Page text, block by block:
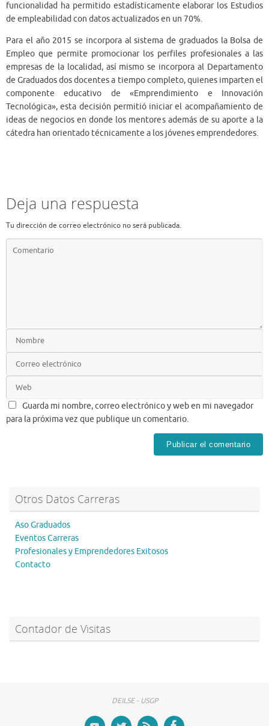
funcionalidad ha permitido estadísticamente elaborar los Estudios
de empleabilidad con datos actualizados en un 70%.
Para el año 2015 se incorpora al sistema de graduados la Bolsa de
Empleo que permite promocionar los perfiles profesionales a las
empresas de la localidad, así mismo se incorpora al Departamento
de Graduados dos docentes a tiempo completo, quienes imparten el
componente educativo de «Emprendimiento e Innovación
Tecnológica», esta decisión permitió iniciar el acompañamiento de
ideas de negocios en donde los mentores además de su aporte a la
cátedra han orientado técnicamente a los jóvenes emprendedores.
Deja una respuesta
Tu dirección de correo electrónico no será publicada.
Guarda mi nombre, correo electrónico y web en mi navegador
para la próxima vez que publique un comentario.
Otros Datos Carreras
Aso Graduados
Eventos Carreras
Profesionales y Emprendedores Exitosos
Contacto
Contador de Visitas
DEILSE - USGP